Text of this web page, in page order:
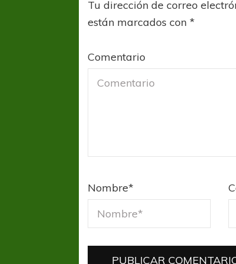
Tu dirección de correo
están marcados con*
Comentario
Nombre*